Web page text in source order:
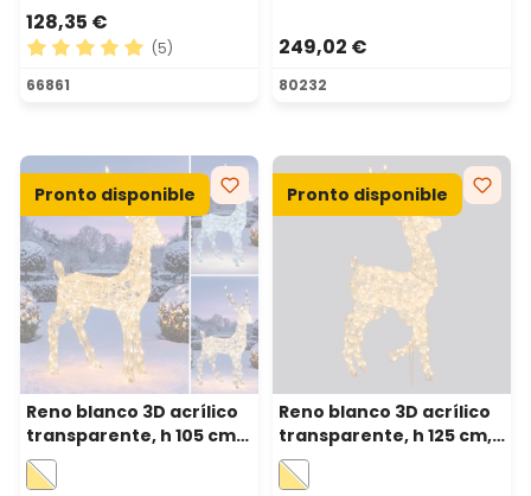
128,35 €
Calificación promedio de 5 de 5 estrellas
(5)
66861
249,02 €
80232
Pronto disponible
Reno blanco 3D acrílico
transparente, h 105 cm,
180 Dual Led blanco
cálido y frío
Pronto disponible
Reno blanco 3D acrílico
transparente, h 125 cm,
240 led Dual blanco
cálido y frío